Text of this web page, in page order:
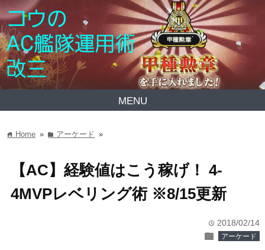
MENU
home Home » folder アーケード »
【AC】経験値はこう稼げ！ 4-
4MVPレベリング術 ※8/15更新
time 2018/02/14
folder アーケード